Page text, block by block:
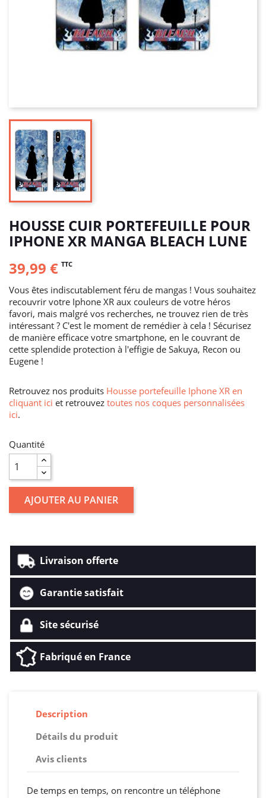
HOUSSE CUIR PORTEFEUILLE POUR
IPHONE XR MANGA BLEACH LUNE
39,99 € TTC
Vous êtes indiscutablement féru de mangas ! Vous souhaitez
recouvrir votre Iphone XR aux couleurs de votre héros
favori, mais malgré vos recherches, ne trouvez rien de très
intéressant ? C'est le moment de remédier à cela ! Sécurisez
de manière efficace votre smartphone, en le couvrant de
cette splendide protection à l'effigie de Sakuya, Recon ou
Eugene !
Retrouvez nos produits Housse portefeuille Iphone XR en
cliquant ici et retrouvez toutes nos coques personnalisées
ici.
Quantité
AJOUTER AU PANIER
Livraison offerte
Garantie satisfait
Site sécurisé
Fabriqué en France
Description
Détails du produit
Avis clients
De temps en temps, on rencontre un téléphone